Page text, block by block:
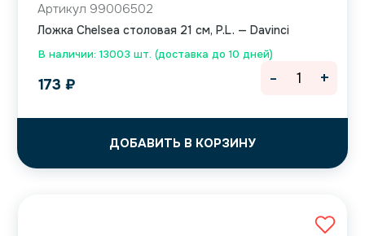
В наличии: 13003 шт. (доставка до 10 дней)
Артикул 99006502
Ложка Chelsea столовая 21 см, P.L. — Davinci
173 ₽
ДОБАВИТЬ В КОРЗИНУ
- +